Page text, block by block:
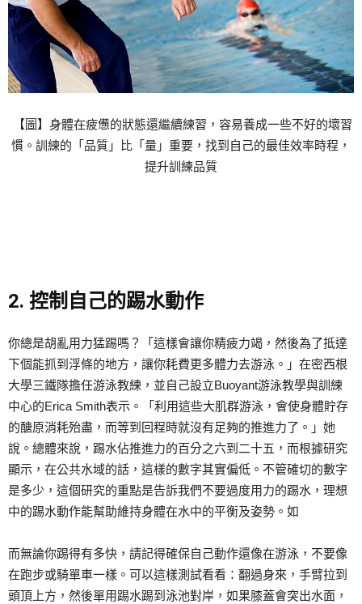
【圖】身體在疲憊的狀態還繼續練習，容易養成一些不好的壞習
慣。訓練的「品質」比「量」重要，找到自己的最佳效率時程，
提升訓練品質
2. 控制自己的踢水動作
你總是胡亂用力猛踢嗎？「這樣會讓你精疲力竭，然後為了抵達
下個能抓到浮條的地方，讓你耗費更多體力去游泳。」在密西根
大學三鐵隊擔任游泳教練，並自己設立Buoyant游泳教學與訓練
中心的Erica Smith表示。「利用這些大肌群游泳，會使身體貯存
的醣原消耗殆盡，而等到回程時就沒有足夠的推進力了。」她
說。總體來說，踢水佔推進力的百分之六到二十五，而根據研究
顯示，在公共水域的話，這樣的數字其實偏低。不管確切的數字
是多少，這個研究的重點是告訴我們不要過度用力的踢水，理想
中的踢水動作能幫助維持身體在水中的平衡及姿勢。如
而無論你踢得有多快，請記得確保自己動作還像在游泳，不要像
在跑步或騎單車一樣。可以這樣測試看看：翻過身來，手臂拉到
頭頂上方，然後單用踢水踢到泳池對岸，如果膝蓋會突出水面，